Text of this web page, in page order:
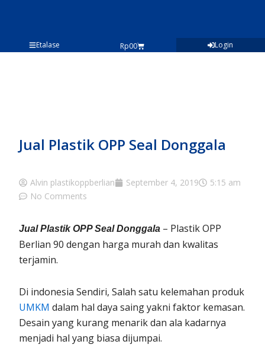
Etalase Rp00
Cart Login
Jual Plastik OPP Seal Donggala
Alvin plastikoppberlian September 4, 2019
5:15 am
No Comments
Jual Plastik OPP Seal Donggala – Plastik OPP
Berlian 90 dengan harga murah dan kwalitas
terjamin.
Di indonesia Sendiri, Salah satu kelemahan produk
UMKM dalam hal daya saing yakni faktor kemasan.
Desain yang kurang menarik dan ala kadarnya
menjadi hal yang biasa dijumpai.